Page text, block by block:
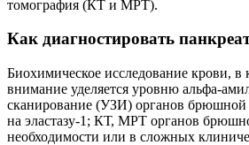
томография (КТ и МРТ).
Как диагностировать
Биохимическое исследование крови, в
внимание уделяется уровню альфа-
сканирование (УЗИ) органов брюшной
на эластазу-1; КТ, МРТ органов
необходимости или в сложных